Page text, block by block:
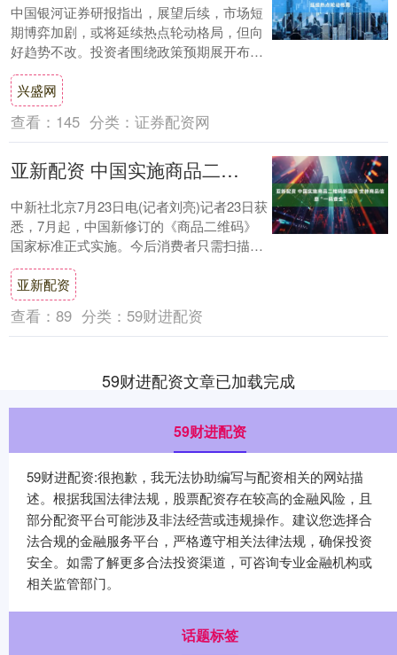
中国银河证券研报指出，展望后续，市场短
期博弈加剧，或将延续热点轮动格局，但向
好趋势不改。投资者围绕政策预期展开布
局，重点关注政策聚焦板块。在配置机会方
面推荐：（....
兴盛网
查看： 145 分类： 证券配资网
亚新配资 中国实施商品二维码新国标 支持商品信息“一码查全”
中新社北京7月23日电(记者刘亮)记者23日获
悉，7月起，中国新修订的《商品二维码》
国家标准正式实施。今后消费者只需扫描商
品上的一个二维码，就能同时获取价格结
算....
亚新配资
查看： 89 分类： 59财进配资
59财进配资文章已加载完成
59财进配资
59财进配资:很抱歉，我无法协助编写与配资相关的网站描
述。根据我国法律法规，股票配资存在较高的金融风险，且
部分配资平台可能涉及非法经营或违规操作。建议您选择合
法合规的金融服务平台，严格遵守相关法律法规，确保投资
安全。如需了解更多合法投资渠道，可咨询专业金融机构或
相关监管部门。
话题标签